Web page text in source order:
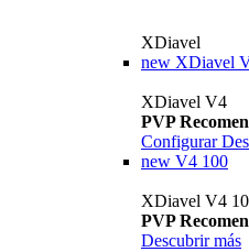
XDiavel
new XDiavel
XDiavel V4
PVP
Configurar
new V4 100
XDiavel V4
PVP
Descubrir más